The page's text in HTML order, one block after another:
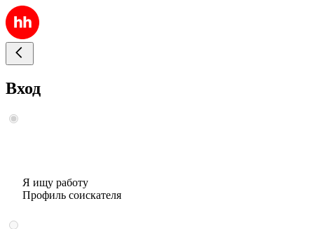
Вход
Я ищу работу
Профиль соискателя